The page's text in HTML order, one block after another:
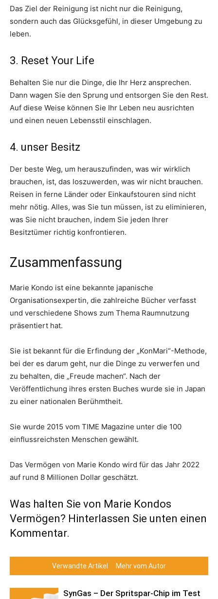
Das Ziel der Reinigung ist nicht nur die Reinigung,
sondern auch das Glücksgefühl, in dieser Umgebung zu
leben.
3. Reset Your Life
Behalten Sie nur die Dinge, die Ihr Herz ansprechen.
Dann wagen Sie den Sprung und entsorgen Sie den Rest.
Auf diese Weise können Sie Ihr Leben neu ausrichten
und einen neuen Lebensstil einschlagen.
4. unser Besitz
Der beste Weg, um herauszufinden, was wir wirklich
brauchen, ist, das loszuwerden, was wir nicht brauchen.
Reisen in ferne Länder oder Einkaufstouren sind nicht
mehr nötig. Alles, was Sie tun müssen, ist zu eliminieren,
was Sie nicht brauchen, indem Sie jeden Ihrer
Besitztümer richtig konfrontieren.
Zusammenfassung
Marie Kondo ist eine bekannte japanische
Organisationsexpertin, die zahlreiche Bücher verfasst
und verschiedene Shows zum Thema Raumnutzung
präsentiert hat.
Sie ist bekannt für die Erfindung der „KonMari“-Methode,
bei der es darum geht, nur die Dinge zu verwerfen und
zu behalten, die „Freude machen“. Nach der
Veröffentlichung ihres ersten Buches wurde sie in Japan
zu einer nationalen Berühmtheit.
Sie wurde 2015 vom TIME Magazine unter die 100
einflussreichsten Menschen gewählt.
Das Vermögen von Marie Kondo wird für das Jahr 2022
auf rund 8 Millionen Dollar geschätzt.
Was halten Sie von Marie Kondos
Vermögen? Hinterlassen Sie unten einen
Kommentar.
Verwandte Artikel Mehr vom Autor
SynGas – Der Spritspar-Chip im Test